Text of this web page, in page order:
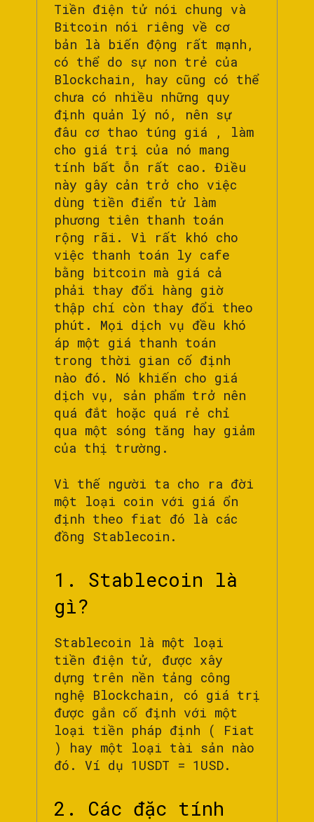
Tiền điện tử nói chung và
Bitcoin nói riêng về cơ
bản là biến động rất mạnh,
có thể do sự non trẻ của
Blockchain, hay cũng có thể
chưa có nhiều những quy
định quản lý nó, nên sự
đâu cơ thao túng giá , làm
cho giá trị của nó mang
tính bất ỗn rất cao. Điều
này gây cản trở cho việc
dùng tiền điển tử làm
phương tiên thanh toán
rộng rãi. Vì rất khó cho
việc thanh toán ly cafe
bằng bitcoin mà giá cả
phải thay đổi hàng giờ
thập chí còn thay đổi theo
phút. Mọi dịch vụ đều khó
áp một giá thanh toán
trong thời gian cố định
nào đó. Nó khiến cho giá
dịch vụ, sản phẩm trở nên
quá đắt hoặc quá rẻ chỉ
qua một sóng tăng hay giảm
của thị trường.
Vì thế người ta cho ra đời
một loại coin với giá ổn
định theo fiat đó là các
đồng Stablecoin.
1. Stablecoin là
gì?
Stablecoin là một loại
tiền điện tử, được xây
dựng trên nền tảng công
nghệ Blockchain, có giá trị
được gắn cố định với một
loại tiền pháp định ( Fiat
) hay một loại tài sản nào
đó. Ví dụ 1USDT = 1USD.
2. Các đặc tính